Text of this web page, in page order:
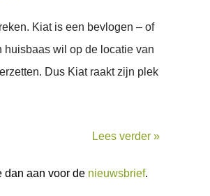
Kiat is een bevlogen – of
huisbaas wil op de locatie van
Dus Kiat raakt zijn plek
Lees verder »
dan aan voor de nieuwsbrief.